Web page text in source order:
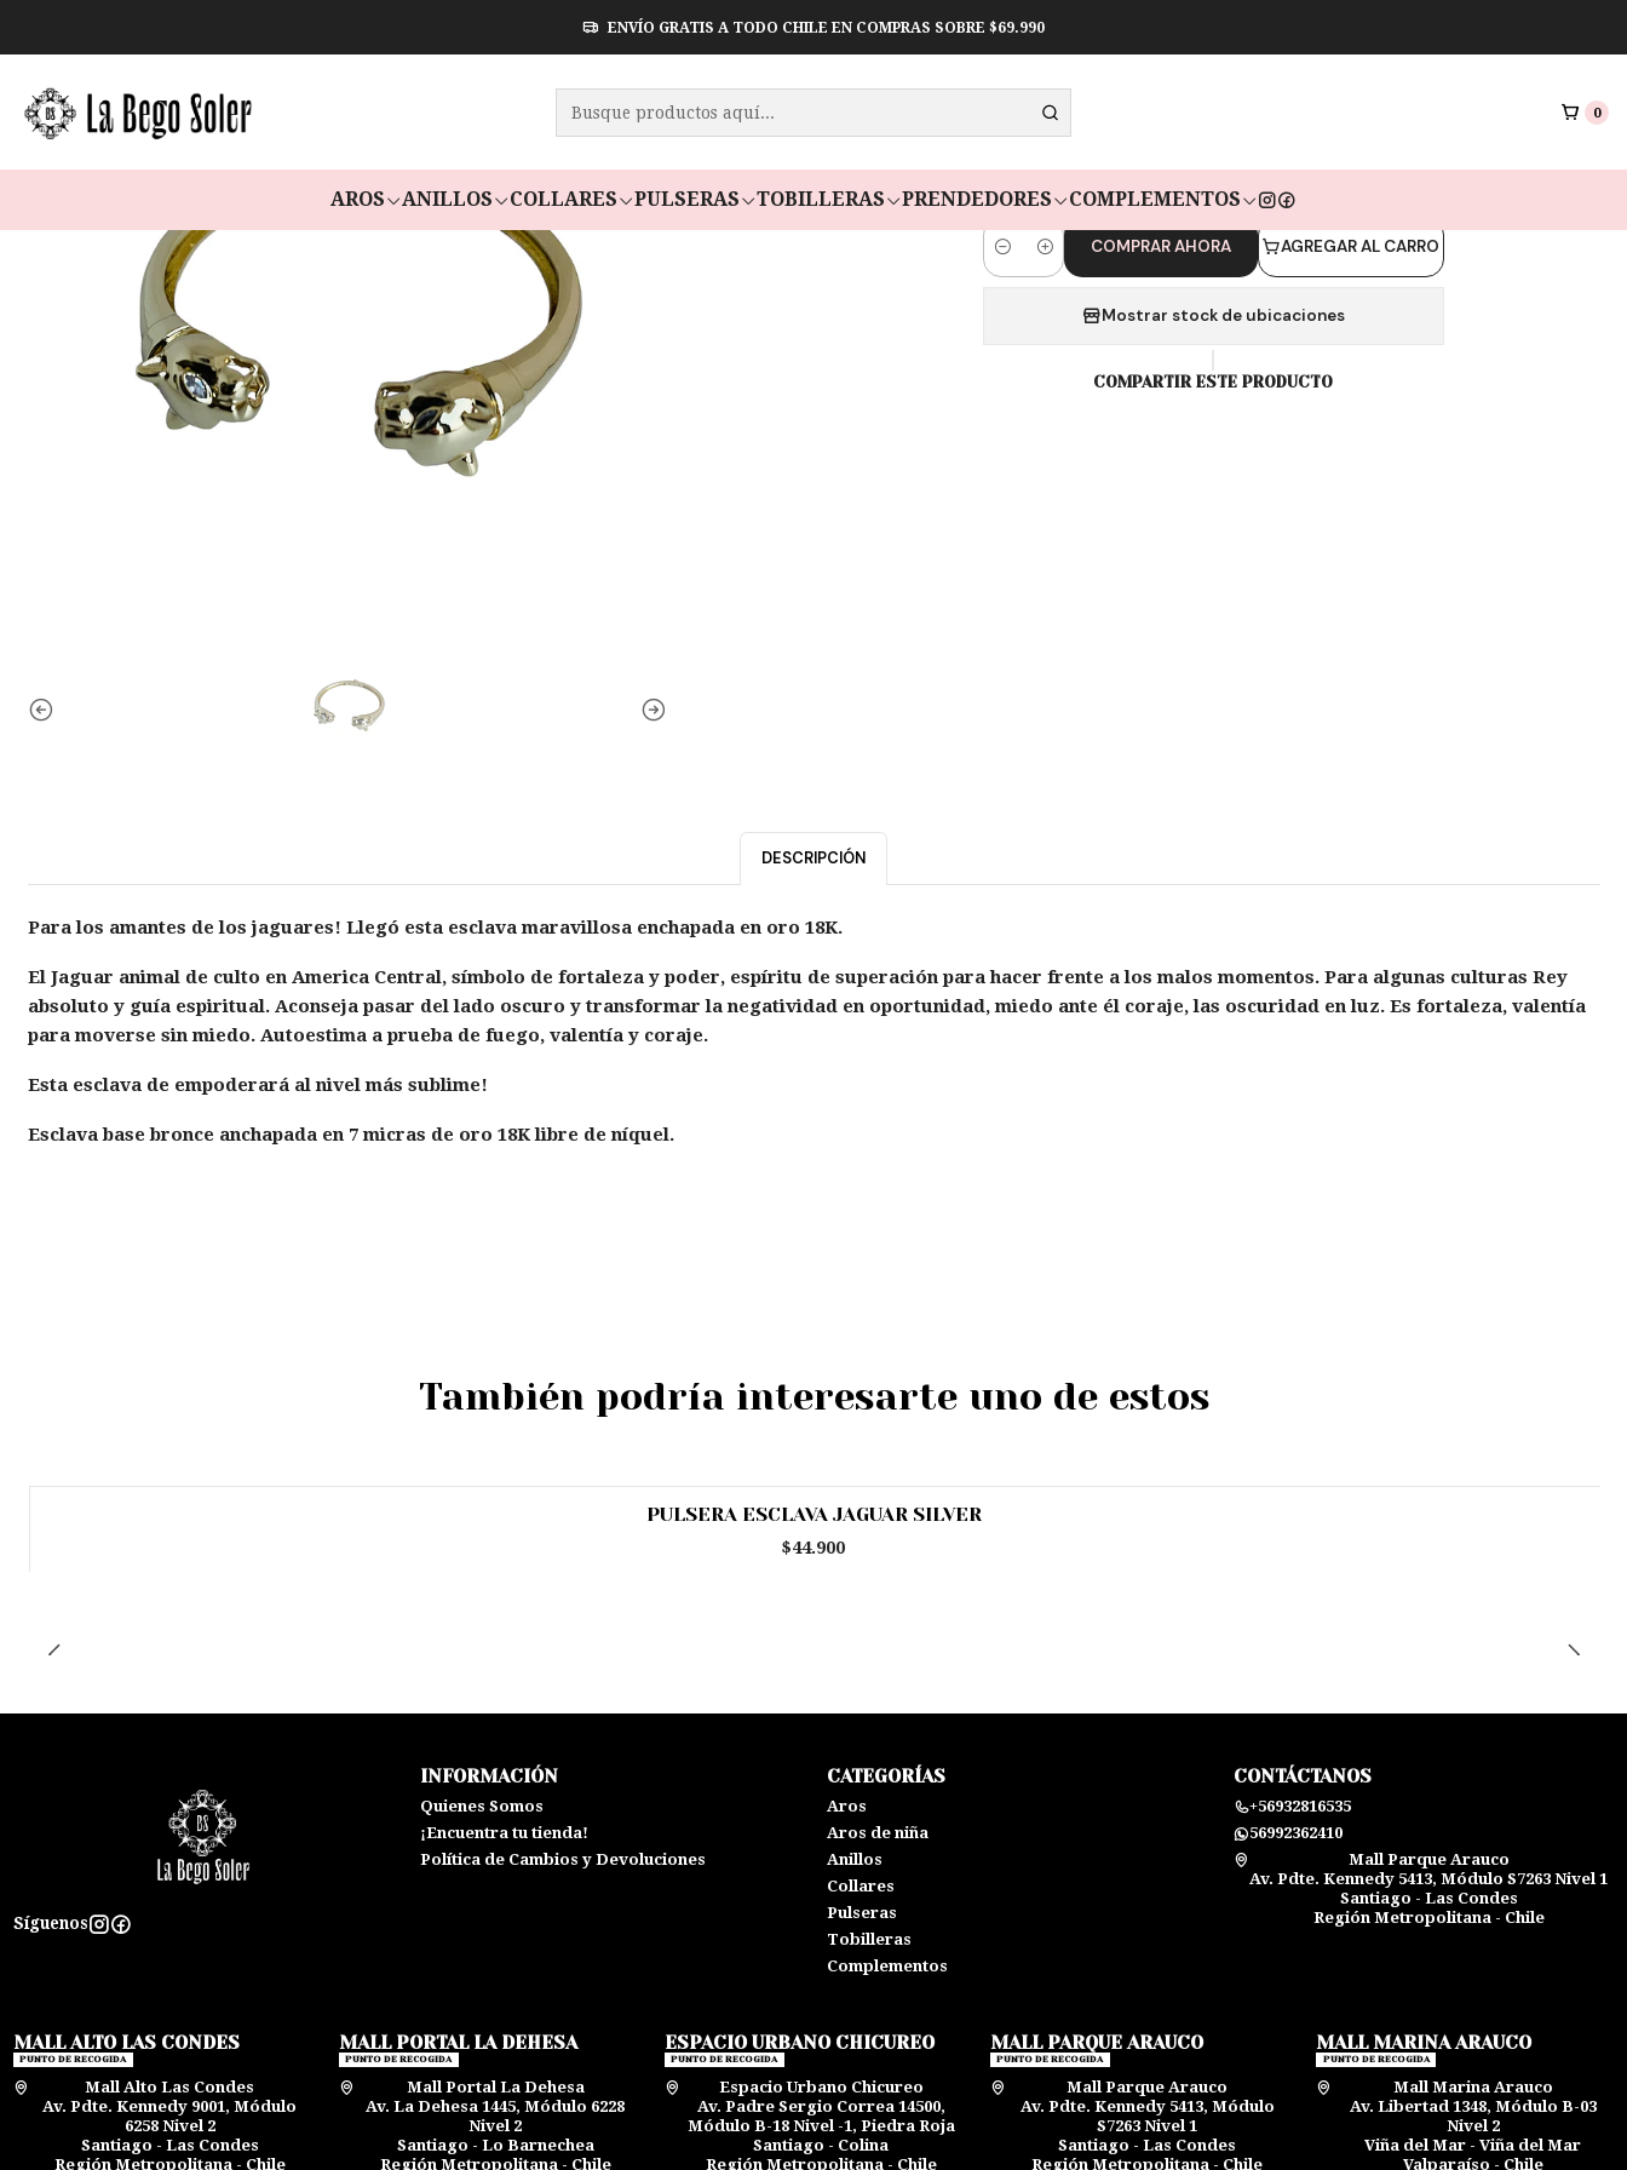
0
AROS ANILLOS COLLARES PULSERAS TOBILLERAS PRENDEDORES COMPLEMENTOS
ENVÍO GRATIS A TODO CHILE EN COMPRAS SOBRE $69.990
PULSERA ESCLAVA JAGUAR
Paga en 3 cuotas de $14.967 sin interés con Mercado pago🔥
Cantidad
AGREGAR AL CARRO
COMPRAR AHORA
Mostrar stock de ubicaciones
COMPARTIR ESTE PRODUCTO
DESCRIPCIÓN
Para los amantes de los jaguares! Llegó esta esclava maravillosa enchapada en oro 18K.
El Jaguar animal de culto en America Central, símbolo de fortaleza y poder, espíritu de superación para hacer frente a los malos momentos. Para algunas culturas Rey
absoluto y guía espiritual. Aconseja pasar del lado oscuro y transformar la negatividad en oportunidad, miedo ante él coraje, las oscuridad en luz. Es fortaleza, valentía
para moverse sin miedo. Autoestima a prueba de fuego, valentía y coraje.
Esta esclava de empoderará al nivel más sublime!
Esclava base bronce anchapada en 7 micras de oro 18K libre de níquel.
También podría interesarte uno de estos
PULSERA ESCLAVA JAGUAR SILVER
$44.900
Síguenos
INFORMACIÓN
Quienes Somos
¡Encuentra tu tienda!
Política de Cambios y Devoluciones
CATEGORÍAS
Aros
Aros de niña
Anillos
Collares
Pulseras
Tobilleras
Complementos
CONTÁCTANOS
+56932816535
56992362410
Mall Parque Arauco
Av. Pdte. Kennedy 5413, Módulo S7263 Nivel 1
Santiago - Las Condes
Región Metropolitana - Chile
MALL ALTO LAS CONDES
PUNTO DE RECOGIDA
Mall Alto Las Condes
Av. Pdte. Kennedy 9001, Módulo
6258 Nivel 2
Santiago - Las Condes
Región Metropolitana - Chile
MALL PORTAL LA DEHESA
PUNTO DE RECOGIDA
Mall Portal La Dehesa
Av. La Dehesa 1445, Módulo 6228
Nivel 2
Santiago - Lo Barnechea
Región Metropolitana - Chile
ESPACIO URBANO CHICUREO
PUNTO DE RECOGIDA
Espacio Urbano Chicureo
Av. Padre Sergio Correa 14500,
Módulo B-18 Nivel -1, Piedra Roja
Santiago - Colina
Región Metropolitana - Chile
MALL PARQUE ARAUCO
PUNTO DE RECOGIDA
Mall Parque Arauco
Av. Pdte. Kennedy 5413, Módulo
S7263 Nivel 1
Santiago - Las Condes
Región Metropolitana - Chile
MALL MARINA ARAUCO
PUNTO DE RECOGIDA
Mall Marina Arauco
Av. Libertad 1348, Módulo B-03
Nivel 2
Viña del Mar - Viña del Mar
Valparaíso - Chile